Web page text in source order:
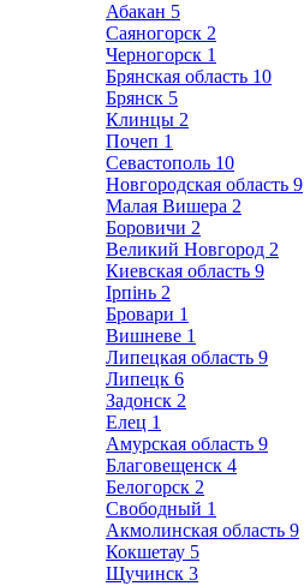
Абакан 5
Саяногорск 2
Черногорск 1
Брянская область 10
Брянск 5
Клинцы 2
Почеп 1
Севастополь 10
Новгородская область 9
Малая Вишера 2
Боровичи 2
Великий Новгород 2
Киевская область 9
Ірпінь 2
Бровари 1
Вишневе 1
Липецкая область 9
Липецк 6
Задонск 2
Елец 1
Амурская область 9
Благовещенск 4
Белогорск 2
Свободный 1
Акмолинская область 9
Кокшетау 5
Щучинск 3